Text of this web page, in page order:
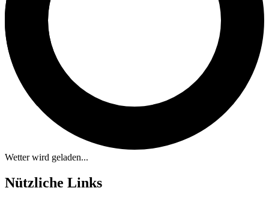
Wetter wird geladen...
Nützliche Links